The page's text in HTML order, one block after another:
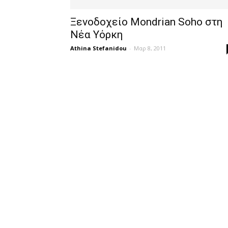
Ξενοδοχείο Mondrian Soho στη
Νέα Υόρκη
Athina Stefanidou - Μαρ 8, 2011